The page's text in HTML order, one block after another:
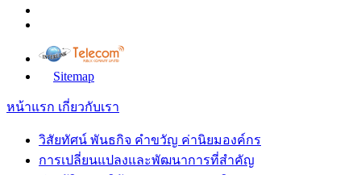
Sitemap
หน้าแรก เกี่ยวกับเรา
วิสัยทัศน์ พันธกิจ คำขวัญ ค่านิยมองค์กร
การเปลี่ยนแปลงและพัฒนาการที่สำคัญ